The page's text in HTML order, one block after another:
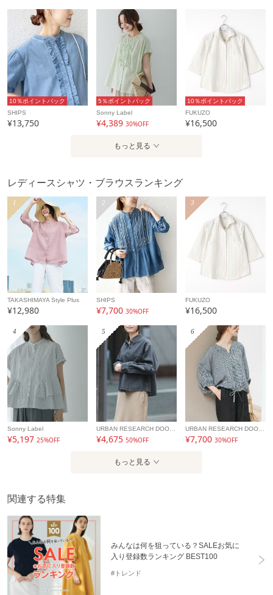
10％ポイントバック
SHIPS
¥13,750
5％ポイントバック
Sonny Label
¥4,389 30%OFF
10％ポイントバック
FUKUZO
¥16,500
もっと見る
レディースシャツ・ブラウスランキング
1
TAKASHIMAYA Style Plus
¥12,980
2
SHIPS
¥7,70030%OFF
3
FUKUZO
¥16,500
4
Sonny Label
¥5,197 25%OFF
5
URBAN RESEARCH DOORS
¥4,67550%OFF
6
URBAN RESEARCH DOORS
¥7,70030%OFF
もっと見る
関連する特集
みんなは何を狙っている？SALEお気に
入り登録数ランキング BEST100
#トレンド